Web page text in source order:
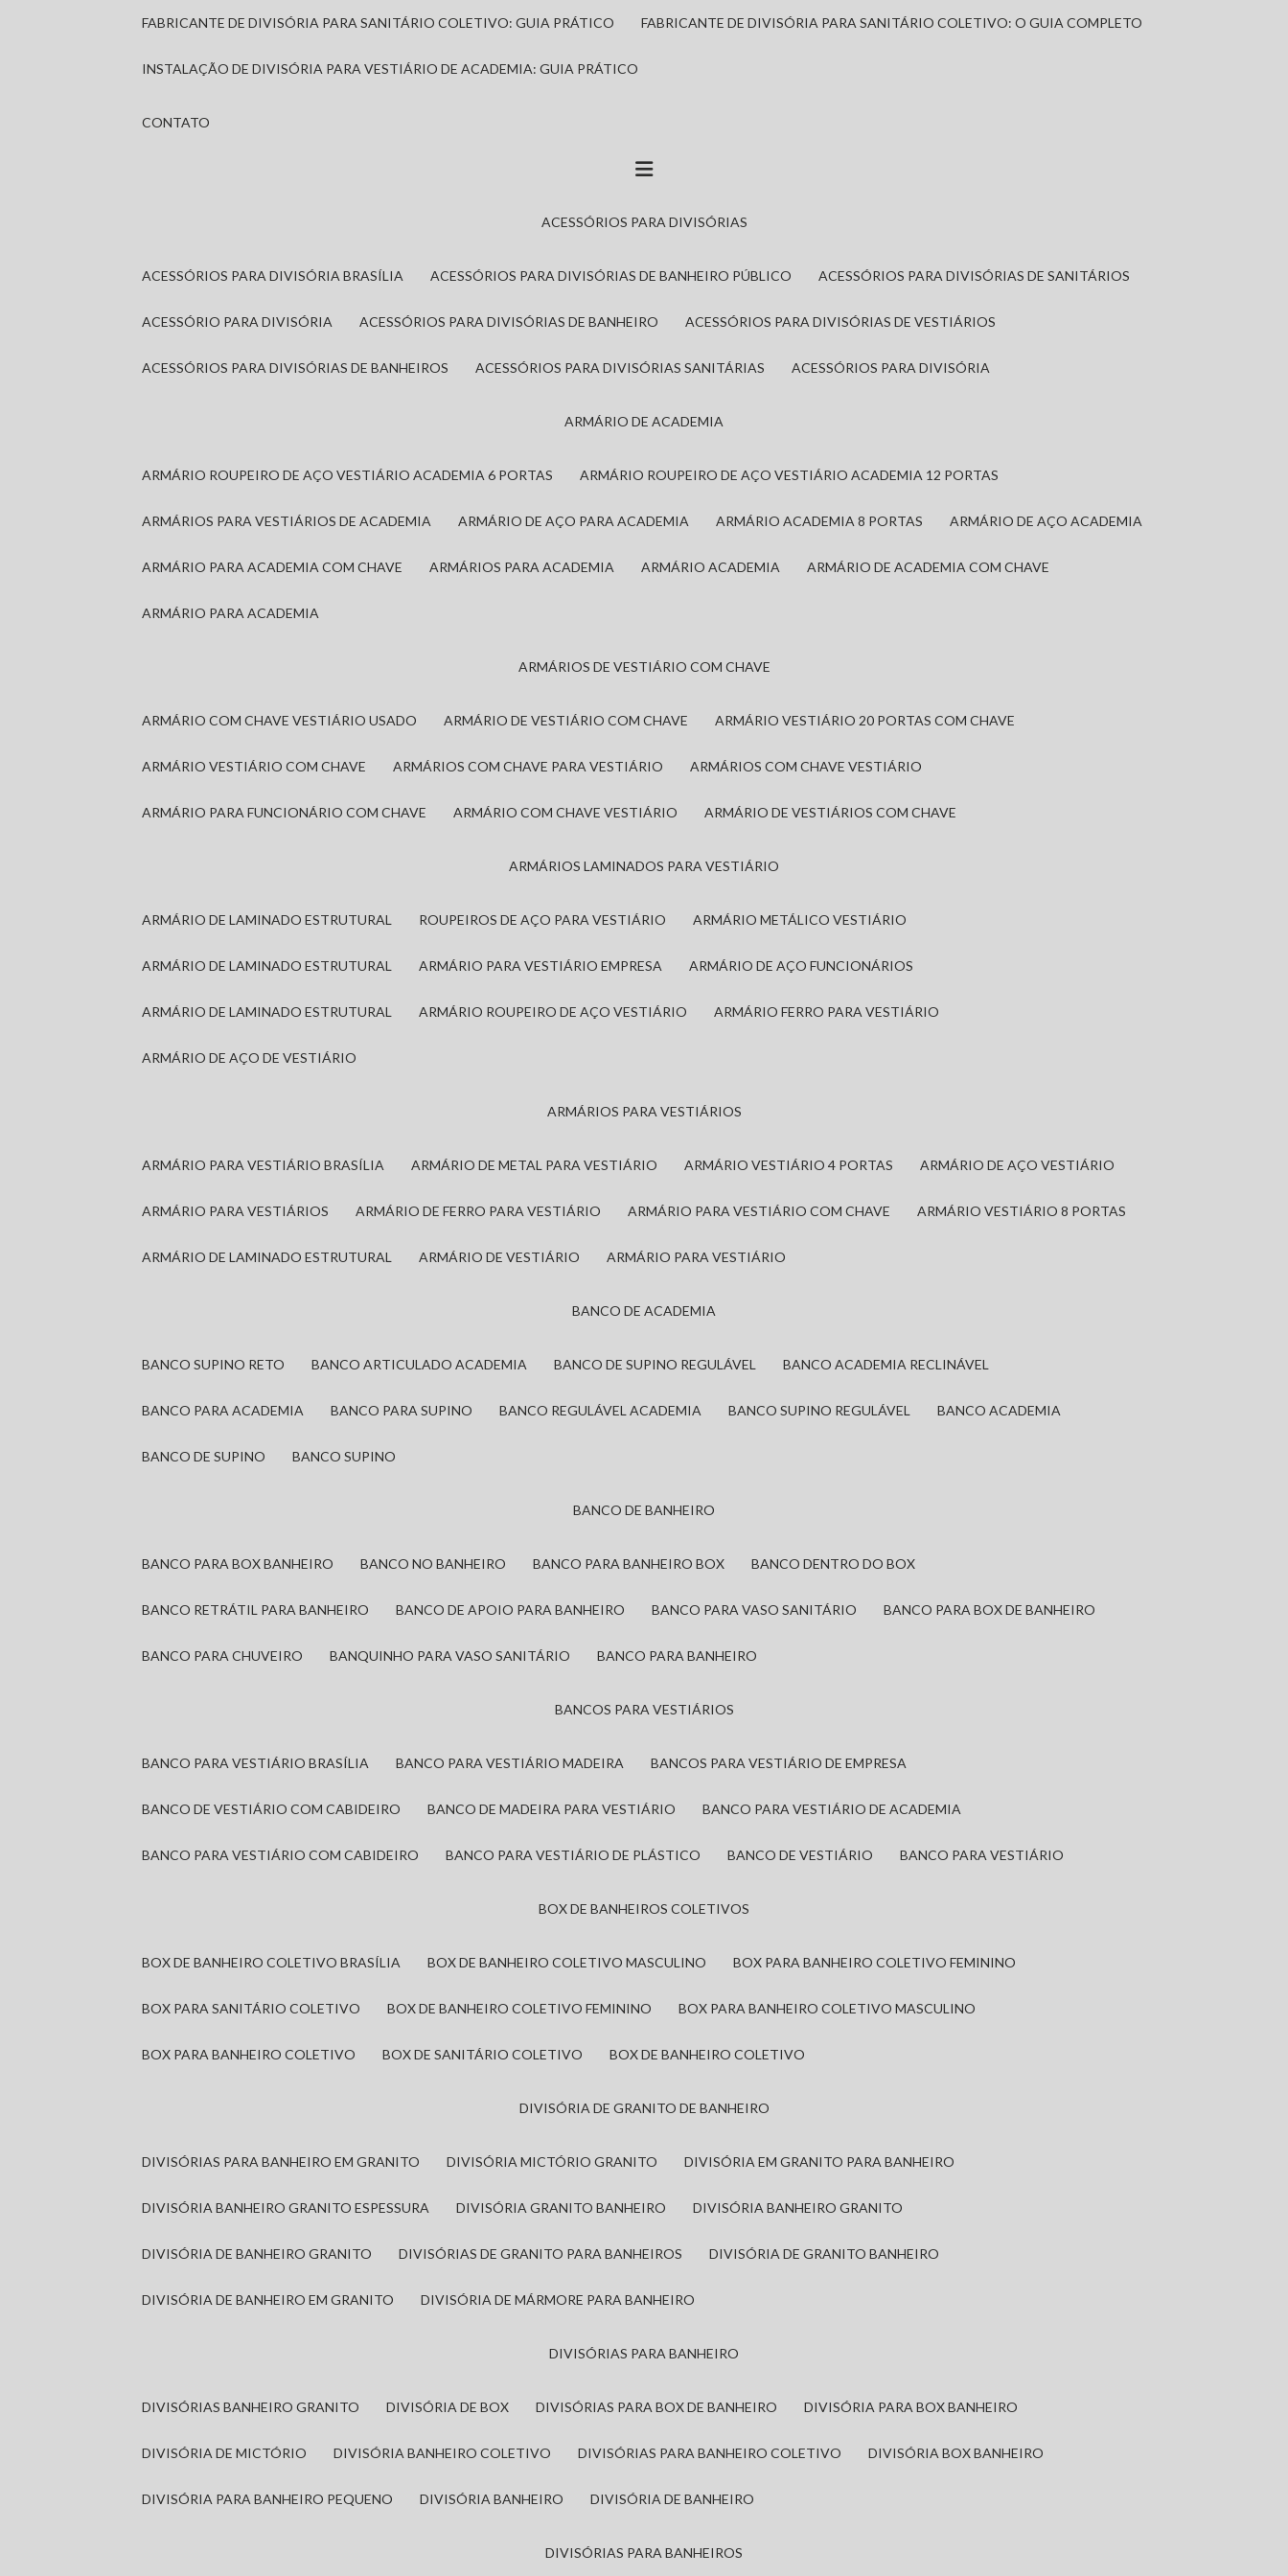
FABRICANTE DE DIVISÓRIA PARA SANITÁRIO COLETIVO: GUIA PRÁTICO FABRICANTE DE DIVISÓRIA PARA SANITÁRIO COLETIVO: O GUIA COMPLETO
INSTALAÇÃO DE DIVISÓRIA PARA VESTIÁRIO DE ACADEMIA: GUIA PRÁTICO
CONTATO
ACESSÓRIOS PARA DIVISÓRIAS
ACESSÓRIOS PARA DIVISÓRIA BRASÍLIA ACESSÓRIOS PARA DIVISÓRIAS DE BANHEIRO PÚBLICO ACESSÓRIOS PARA DIVISÓRIAS DE SANITÁRIOS
ACESSÓRIO PARA DIVISÓRIA ACESSÓRIOS PARA DIVISÓRIAS DE BANHEIRO ACESSÓRIOS PARA DIVISÓRIAS DE VESTIÁRIOS
ACESSÓRIOS PARA DIVISÓRIAS DE BANHEIROS ACESSÓRIOS PARA DIVISÓRIAS SANITÁRIAS ACESSÓRIOS PARA DIVISÓRIA
ARMÁRIO DE ACADEMIA
ARMÁRIO ROUPEIRO DE AÇO VESTIÁRIO ACADEMIA 6 PORTAS ARMÁRIO ROUPEIRO DE AÇO VESTIÁRIO ACADEMIA 12 PORTAS
ARMÁRIOS PARA VESTIÁRIOS DE ACADEMIA ARMÁRIO DE AÇO PARA ACADEMIA ARMÁRIO ACADEMIA 8 PORTAS ARMÁRIO DE AÇO ACADEMIA
ARMÁRIO PARA ACADEMIA COM CHAVE ARMÁRIOS PARA ACADEMIA ARMÁRIO ACADEMIA ARMÁRIO DE ACADEMIA COM CHAVE
ARMÁRIO PARA ACADEMIA
ARMÁRIOS DE VESTIÁRIO COM CHAVE
ARMÁRIO COM CHAVE VESTIÁRIO USADO ARMÁRIO DE VESTIÁRIO COM CHAVE ARMÁRIO VESTIÁRIO 20 PORTAS COM CHAVE
ARMÁRIO VESTIÁRIO COM CHAVE ARMÁRIOS COM CHAVE PARA VESTIÁRIO ARMÁRIOS COM CHAVE VESTIÁRIO
ARMÁRIO PARA FUNCIONÁRIO COM CHAVE ARMÁRIO COM CHAVE VESTIÁRIO ARMÁRIO DE VESTIÁRIOS COM CHAVE
ARMÁRIOS LAMINADOS PARA VESTIÁRIO
ARMÁRIO DE LAMINADO ESTRUTURAL ROUPEIROS DE AÇO PARA VESTIÁRIO ARMÁRIO METÁLICO VESTIÁRIO
ARMÁRIO DE LAMINADO ESTRUTURAL ARMÁRIO PARA VESTIÁRIO EMPRESA ARMÁRIO DE AÇO FUNCIONÁRIOS
ARMÁRIO DE LAMINADO ESTRUTURAL ARMÁRIO ROUPEIRO DE AÇO VESTIÁRIO ARMÁRIO FERRO PARA VESTIÁRIO
ARMÁRIO DE AÇO DE VESTIÁRIO
ARMÁRIOS PARA VESTIÁRIOS
ARMÁRIO PARA VESTIÁRIO BRASÍLIA ARMÁRIO DE METAL PARA VESTIÁRIO ARMÁRIO VESTIÁRIO 4 PORTAS ARMÁRIO DE AÇO VESTIÁRIO
ARMÁRIO PARA VESTIÁRIOS ARMÁRIO DE FERRO PARA VESTIÁRIO ARMÁRIO PARA VESTIÁRIO COM CHAVE ARMÁRIO VESTIÁRIO 8 PORTAS
ARMÁRIO DE LAMINADO ESTRUTURAL ARMÁRIO DE VESTIÁRIO ARMÁRIO PARA VESTIÁRIO
BANCO DE ACADEMIA
BANCO SUPINO RETO BANCO ARTICULADO ACADEMIA BANCO DE SUPINO REGULÁVEL BANCO ACADEMIA RECLINÁVEL
BANCO PARA ACADEMIA BANCO PARA SUPINO BANCO REGULÁVEL ACADEMIA BANCO SUPINO REGULÁVEL BANCO ACADEMIA
BANCO DE SUPINO BANCO SUPINO
BANCO DE BANHEIRO
BANCO PARA BOX BANHEIRO BANCO NO BANHEIRO BANCO PARA BANHEIRO BOX BANCO DENTRO DO BOX
BANCO RETRÁTIL PARA BANHEIRO BANCO DE APOIO PARA BANHEIRO BANCO PARA VASO SANITÁRIO BANCO PARA BOX DE BANHEIRO
BANCO PARA CHUVEIRO BANQUINHO PARA VASO SANITÁRIO BANCO PARA BANHEIRO
BANCOS PARA VESTIÁRIOS
BANCO PARA VESTIÁRIO BRASÍLIA BANCO PARA VESTIÁRIO MADEIRA BANCOS PARA VESTIÁRIO DE EMPRESA
BANCO DE VESTIÁRIO COM CABIDEIRO BANCO DE MADEIRA PARA VESTIÁRIO BANCO PARA VESTIÁRIO DE ACADEMIA
BANCO PARA VESTIÁRIO COM CABIDEIRO BANCO PARA VESTIÁRIO DE PLÁSTICO BANCO DE VESTIÁRIO BANCO PARA VESTIÁRIO
BOX DE BANHEIROS COLETIVOS
BOX DE BANHEIRO COLETIVO BRASÍLIA BOX DE BANHEIRO COLETIVO MASCULINO BOX PARA BANHEIRO COLETIVO FEMININO
BOX PARA SANITÁRIO COLETIVO BOX DE BANHEIRO COLETIVO FEMININO BOX PARA BANHEIRO COLETIVO MASCULINO
BOX PARA BANHEIRO COLETIVO BOX DE SANITÁRIO COLETIVO BOX DE BANHEIRO COLETIVO
DIVISÓRIA DE GRANITO DE BANHEIRO
DIVISÓRIAS PARA BANHEIRO EM GRANITO DIVISÓRIA MICTÓRIO GRANITO DIVISÓRIA EM GRANITO PARA BANHEIRO
DIVISÓRIA BANHEIRO GRANITO ESPESSURA DIVISÓRIA GRANITO BANHEIRO DIVISÓRIA BANHEIRO GRANITO
DIVISÓRIA DE BANHEIRO GRANITO DIVISÓRIAS DE GRANITO PARA BANHEIROS DIVISÓRIA DE GRANITO BANHEIRO
DIVISÓRIA DE BANHEIRO EM GRANITO DIVISÓRIA DE MÁRMORE PARA BANHEIRO
DIVISÓRIAS PARA BANHEIRO
DIVISÓRIAS BANHEIRO GRANITO DIVISÓRIA DE BOX DIVISÓRIAS PARA BOX DE BANHEIRO DIVISÓRIA PARA BOX BANHEIRO
DIVISÓRIA DE MICTÓRIO DIVISÓRIA BANHEIRO COLETIVO DIVISÓRIAS PARA BANHEIRO COLETIVO DIVISÓRIA BOX BANHEIRO
DIVISÓRIA PARA BANHEIRO PEQUENO DIVISÓRIA BANHEIRO DIVISÓRIA DE BANHEIRO
DIVISÓRIAS PARA BANHEIROS